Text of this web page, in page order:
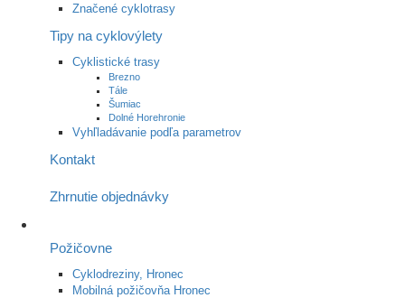
Značené cyklotrasy
Tipy na cyklovýlety
Cyklistické trasy
Brezno
Tále
Šumiac
Dolné Horehronie
Vyhľladávanie podľa parametrov
Kontakt
Zhrnutie objednávky
Požičovne
Cyklodreziny, Hronec
Mobilná požičovňa Hronec